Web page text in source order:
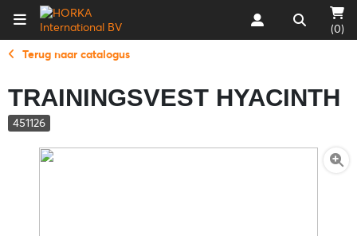
(0)
Terug naar catalogus
TRAININGSVEST HYACINTH
451126